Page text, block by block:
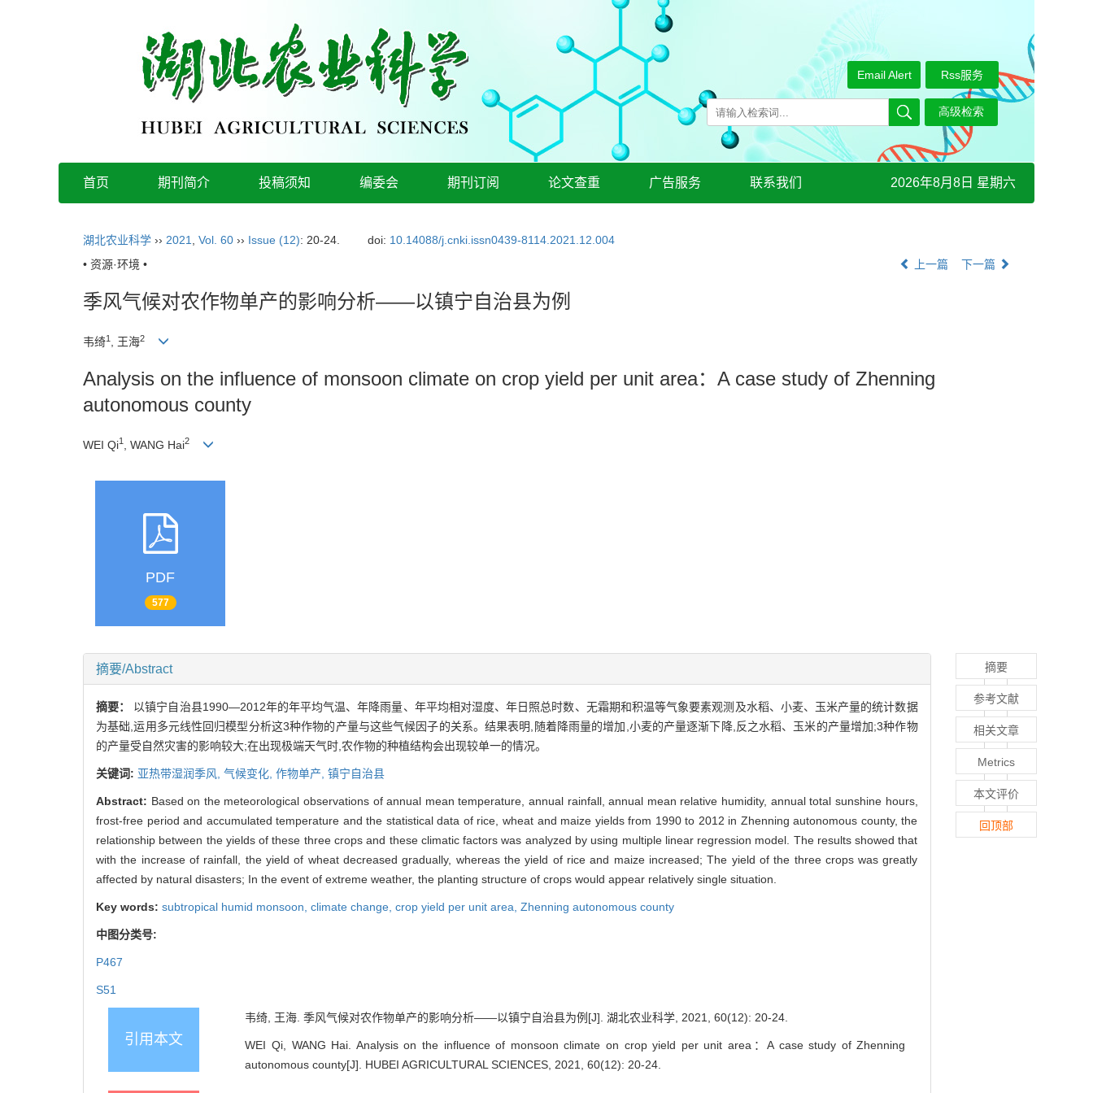
Rss服务
Email Alert
首页 期刊简介 投稿须知 编委会 期刊订阅 论文查重 广告服务 联系我们 2026年8月8日 星期六
湖北农业科学 ›› 2021 Vol. 60 ›› Issue (12): 20-24. doi: 10.14088/j.cnki.issn0439-8114.2021.12.004
• 资源·环境 •
上一篇 下一篇
季风气候对农作物单产的影响分析——以镇宁自治县为例
韦绮1 , 王海2
Analysis on the influence of monsoon climate on crop yield per unit area：A case study of Zhenning
autonomous county
WEI Qi1 , WANG Hai2
PDF
577
摘要/Abstract
摘要： 以镇宁自治县1990—2012年的年平均气温、年降雨量、年平均相对湿度、年日照总时数、无霜期和积温等气象要素观测及水稻、小麦、玉米产量的统计数据
为基础,运用多元线性回归模型分析这3种作物的产量与这些气候因子的关系。结果表明,随着降雨量的增加,小麦的产量逐渐下降,反之水稻、玉米的产量增加;3种作物
的产量受自然灾害的影响较大;在出现极端天气时,农作物的种植结构会出现较单一的情况。
关键词: 亚热带湿润季风, 气候变化, 作物单产, 镇宁自治县
Abstract: Based on the meteorological observations of annual mean temperature, annual rainfall, annual mean relative humidity, annual total sunshine hours,
frost-free period and accumulated temperature and the statistical data of rice, wheat and maize yields from 1990 to 2012 in Zhenning autonomous county, the
relationship between the yields of these three crops and these climatic factors was analyzed by using multiple linear regression model. The results showed that
with the increase of rainfall, the yield of wheat decreased gradually, whereas the yield of rice and maize increased; The yield of the three crops was greatly
affected by natural disasters; In the event of extreme weather, the planting structure of crops would appear relatively single situation.
Key words: subtropical humid monsoon, climate change, crop yield per unit area, Zhenning autonomous county
中图分类号:
P467
S51
引用本文
韦绮, 王海. 季风气候对农作物单产的影响分析——以镇宁自治县为例[J]. 湖北农业科学, 2021, 60(12): 20-24.
WEI Qi, WANG Hai. Analysis on the influence of monsoon climate on crop yield per unit area：A case study of Zhenning
autonomous county[J]. HUBEI AGRICULTURAL SCIENCES, 2021, 60(12): 20-24.
摘要
参考文献
相关文章
Metrics
本文评价
回顶部